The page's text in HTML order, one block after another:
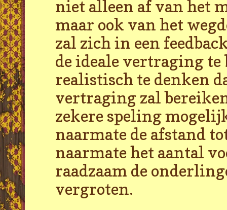
niet alleen af van het
maar ook van het
zal zich in een
de ideale vertraging
realistisch te denken
vertraging zal
zekere speling
naarmate de afstand
naarmate het aantal
raadzaam de
vergroten.